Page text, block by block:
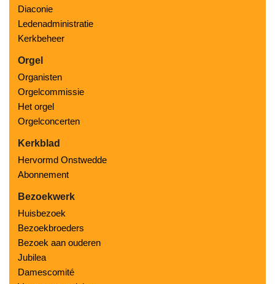
Diaconie
Ledenadministratie
Kerkbeheer
Orgel
Organisten
Orgelcommissie
Het orgel
Orgelconcerten
Kerkblad
Hervormd Onstwedde
Abonnement
Bezoekwerk
Huisbezoek
Bezoekbroeders
Bezoek aan ouderen
Jubilea
Damescomité